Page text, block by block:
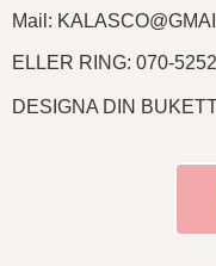
Mail:
ELLER RING: 070-
DESIGNA DIN